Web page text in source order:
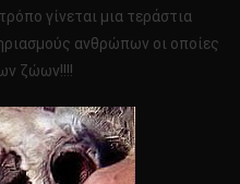
γίνεται μια τεράστια
ανθρώπων οι οποίες
ζώων!!!!